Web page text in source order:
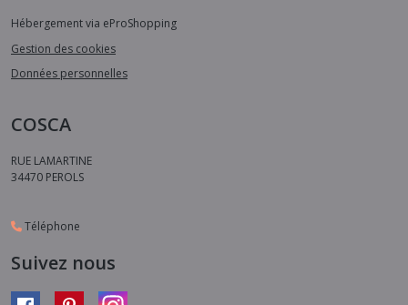
Hébergement via eProShopping
Gestion des cookies
Données personnelles
COSCA
RUE LAMARTINE
34470 PEROLS
Téléphone
Suivez nous